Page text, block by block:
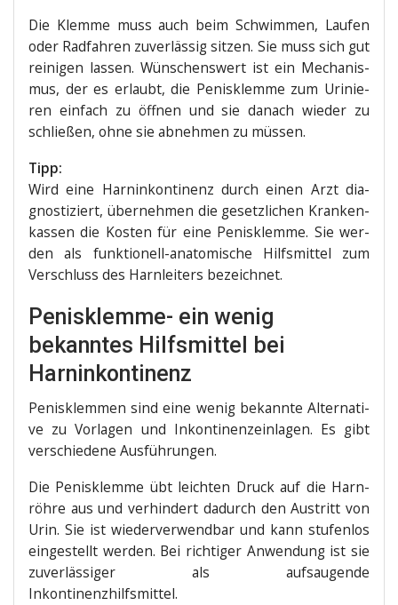
Die Klem­me muss auch beim Schwim­men, Lau­fen
oder Rad­fah­ren zuver­läs­sig sit­zen. Sie muss sich gut
rei­ni­gen las­sen. Wün­schens­wert ist ein Mecha­nis­
mus, der es erlaubt, die Penis­klem­me zum Uri­nie­
ren ein­fach zu öff­nen und sie danach wie­der zu
schlie­ßen, ohne sie abneh­men zu müssen.
Tipp:
Wird eine Harn­in­kon­ti­nenz durch einen Arzt dia­
gnos­ti­ziert, über­neh­men die gesetz­li­chen Kran­ken­
kas­sen die Kos­ten für eine Penis­klem­me. Sie wer­
den als funk­tio­nell-ana­to­mi­sche Hilfs­mit­tel zum
Ver­schluss des Harn­lei­ters bezeichnet.
Penisklemme- ein wenig
bekanntes Hilfsmittel bei
Harninkontinenz
Penis­klem­men sind eine wenig bekann­te Alter­na­ti­
ve zu Vor­la­gen und Inkon­ti­nenz­ein­la­gen. Es gibt
ver­schie­de­ne Ausführungen.
Die Penis­klem­me übt leich­ten Druck auf die Harn­
röh­re aus und ver­hin­dert dadurch den Aus­tritt von
Urin. Sie ist wie­der­ver­wend­bar und kann stu­fen­los
ein­ge­stellt wer­den. Bei rich­ti­ger Anwen­dung ist sie
zuver­läs­si­ger als auf­sau­gen­de
Inkontinenzhilfsmittel.